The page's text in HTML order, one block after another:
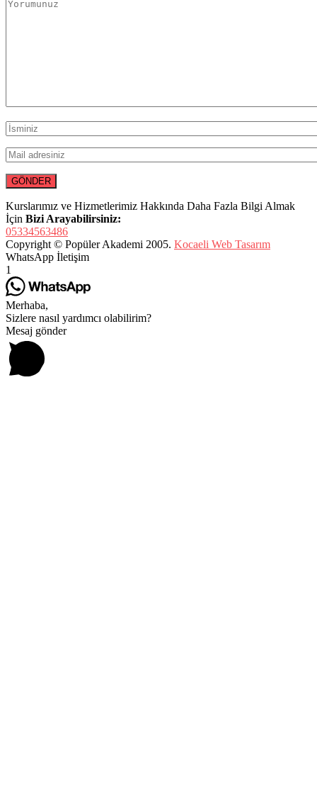
Kurslarımız ve Hizmetlerimiz Hakkında Daha Fazla Bilgi Almak
İçin Bizi Arayabilirsiniz:
05334563486
Copyright © Popüler Akademi 2005. Kocaeli Web Tasarım
WhatsApp İletişim
1
Merhaba,
Sizlere nasıl yardımcı olabilirim?
Mesaj gönder